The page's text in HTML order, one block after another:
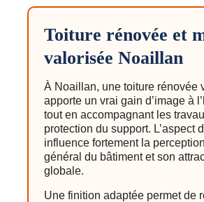
Toiture rénovée et
valorisée Noaillan
À Noaillan, une toiture rénovée
apporte un vrai gain d’image à
tout en accompagnant les
protection du support. L’aspect
influence fortement la
général du bâtiment et son
globale.
Une finition adaptée permet de